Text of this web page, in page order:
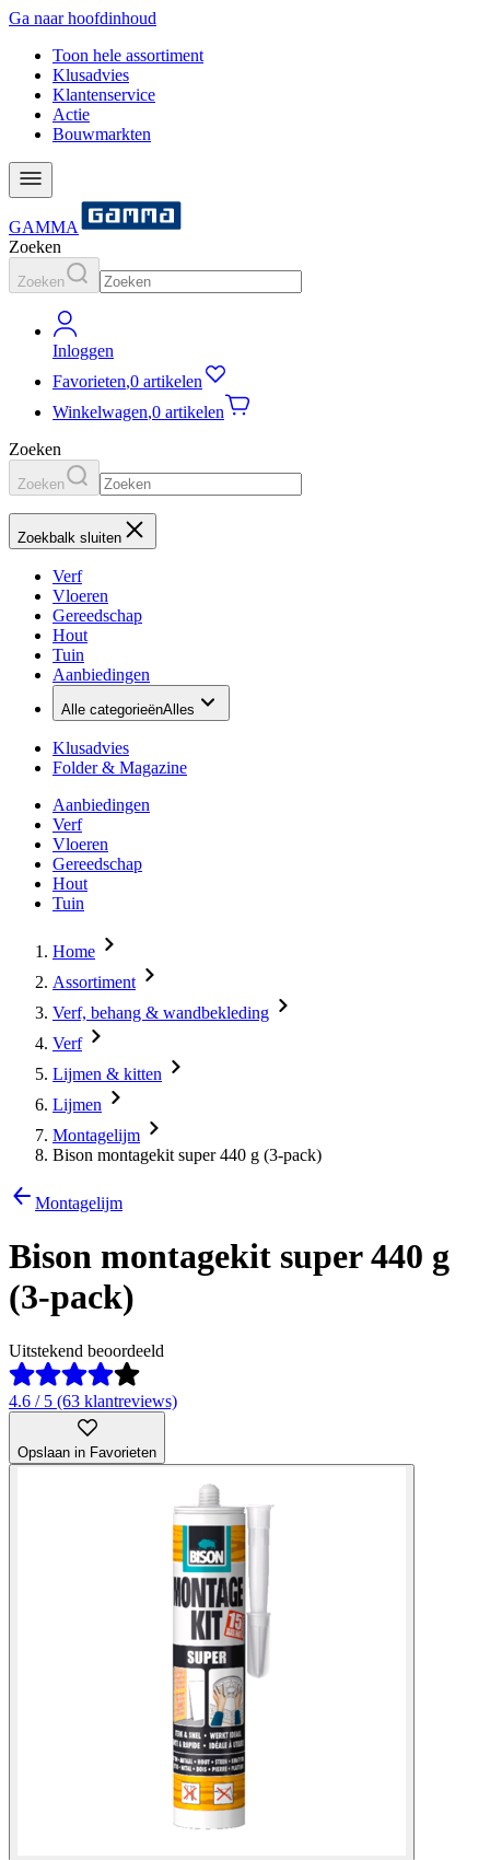
Ga naar hoofdinhoud
Toon hele assortiment
Klusadvies
Klantenservice
Actie
Bouwmarkten
GAMMA
Zoeken
Zoeken
Inloggen
Favorieten,0 artikelen
Winkelwagen,0 artikelen
Zoeken
Zoeken
Zoekbalk sluiten
Verf
Vloeren
Gereedschap
Hout
Tuin
Aanbiedingen
Alle categorieënAlles
Klusadvies
Folder & Magazine
Aanbiedingen
Verf
Vloeren
Gereedschap
Hout
Tuin
Home
Assortiment
Verf, behang & wandbekleding
Verf
Lijmen & kitten
Lijmen
Montagelijm
Bison montagekit super 440 g (3-pack)
Montagelijm
Bison montagekit super 440 g
(3-pack)
Uitstekend beoordeeld
4.6 / 5 (63 klantreviews)
Opslaan in Favorieten